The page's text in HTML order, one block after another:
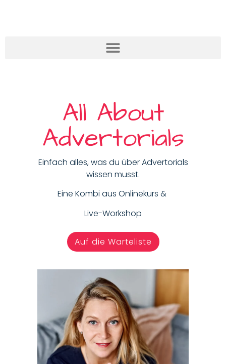
All About
Advertorials
Einfach alles, was du über Advertorials
wissen musst.
Eine Kombi aus Onlinekurs &
Live-Workshop
Auf die Warteliste